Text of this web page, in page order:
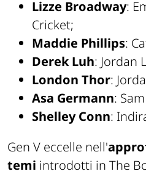
Lizze Broadway:
Cricket;
Maddie Phillips:
Derek Luh: Jordan
London Thor:
Asa Germann:
Shelley Conn:
Gen V eccelle nell'
temi introdotti in The